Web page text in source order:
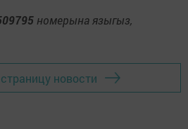
номерына языгыз,
новости